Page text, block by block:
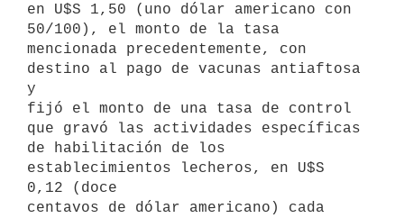
en U$S 1,50 (uno dólar americano con
50/100), el monto de la tasa
mencionada precedentemente, con
destino al pago de vacunas antiaftosa
y
fijó el monto de una tasa de control
que gravó las actividades específicas
de habilitación de los
establecimientos lecheros, en U$S
0,12 (doce
centavos de dólar americano) cada